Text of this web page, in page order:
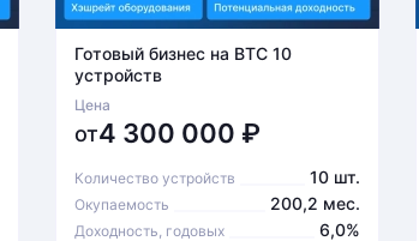
Готовый бизнес на BTC 10
устройств
Цена
от4 300 000 ₽
Количество устройств 10 шт.
Окупаемость 200,2 мес.
Доходность, годовых 6,0%